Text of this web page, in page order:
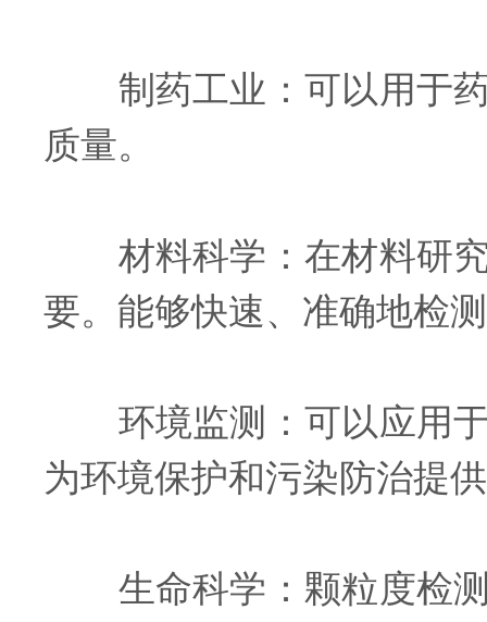
制药工业：可以用于药
质量。
材料科学：在材料研究
要。能够快速、准确地检
环境监测：可以应用于
为环境保护和污染防治提
生命科学：颗粒度检测